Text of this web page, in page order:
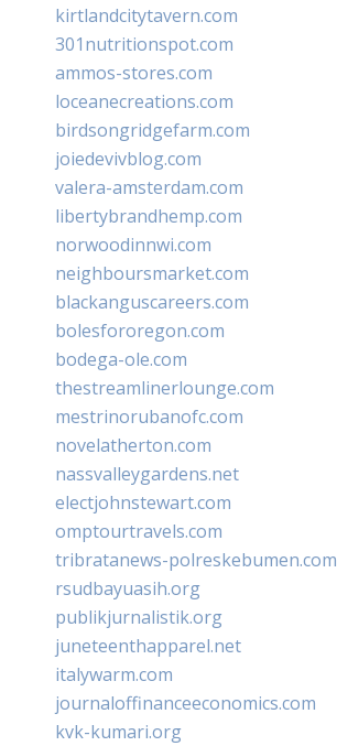
kirtlandcitytavern.com
301nutritionspot.com
ammos-stores.com
loceanecreations.com
birdsongridgefarm.com
joiedevivblog.com
valera-amsterdam.com
libertybrandhemp.com
norwoodinnwi.com
neighboursmarket.com
blackanguscareers.com
bolesfororegon.com
bodega-ole.com
thestreamlinerlounge.com
mestrinorubanofc.com
novelatherton.com
nassvalleygardens.net
electjohnstewart.com
omptourtravels.com
tribratanews-polreskebumen.com
rsudbayuasih.org
publikjurnalistik.org
juneteenthapparel.net
italywarm.com
journaloffinanceeconomics.com
kvk-kumari.org